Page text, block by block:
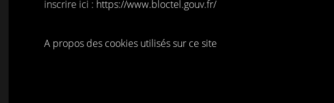
inscrire ici : https://www.bloctel.gouv.fr/
A propos des cookies utilisés sur ce site